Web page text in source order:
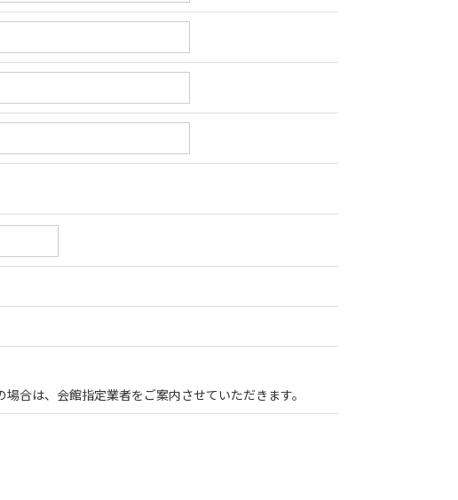
合は、会館指定業者をご案内させていただきます。